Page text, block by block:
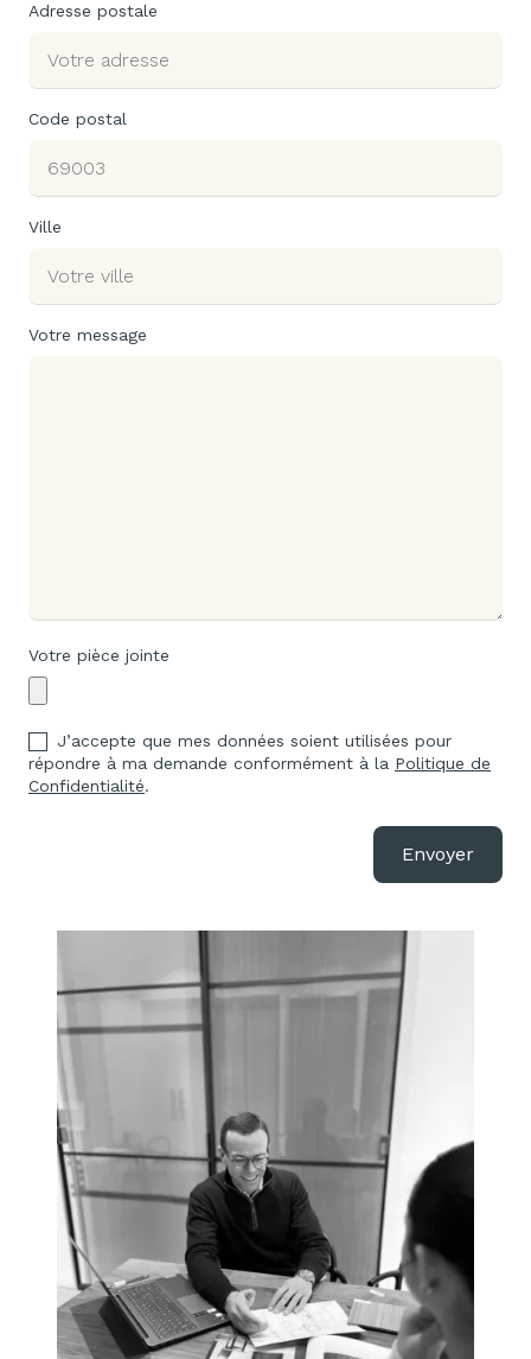
Adresse postale
Code postal
Ville
Votre message
Votre pièce jointe
J’accepte que mes données soient utilisées pour
répondre à ma demande conformément à la Politique de
Confidentialité.
Envoyer